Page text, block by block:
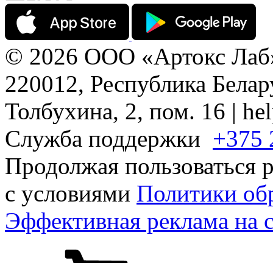
© 2026 ООО «Артокс
220012, Республика
Толбухина, 2, пом. 16 |
Служба поддержки +375
Продолжая пользоваться
с условиями Политики
Эффективная реклама на